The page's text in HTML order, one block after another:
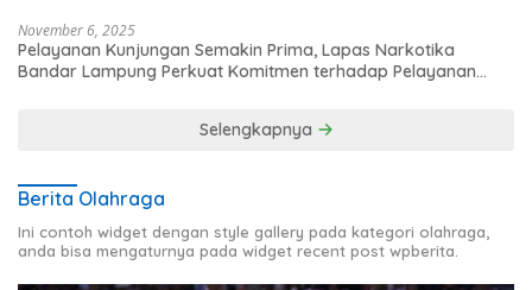
November 6, 2025
Pelayanan Kunjungan Semakin Prima, Lapas Narkotika
Bandar Lampung Perkuat Komitmen terhadap Pelayanan
Selengkapnya
Berita Olahraga
Ini contoh widget dengan style gallery pada kategori olahraga,
anda bisa mengaturnya pada widget recent post wpberita.